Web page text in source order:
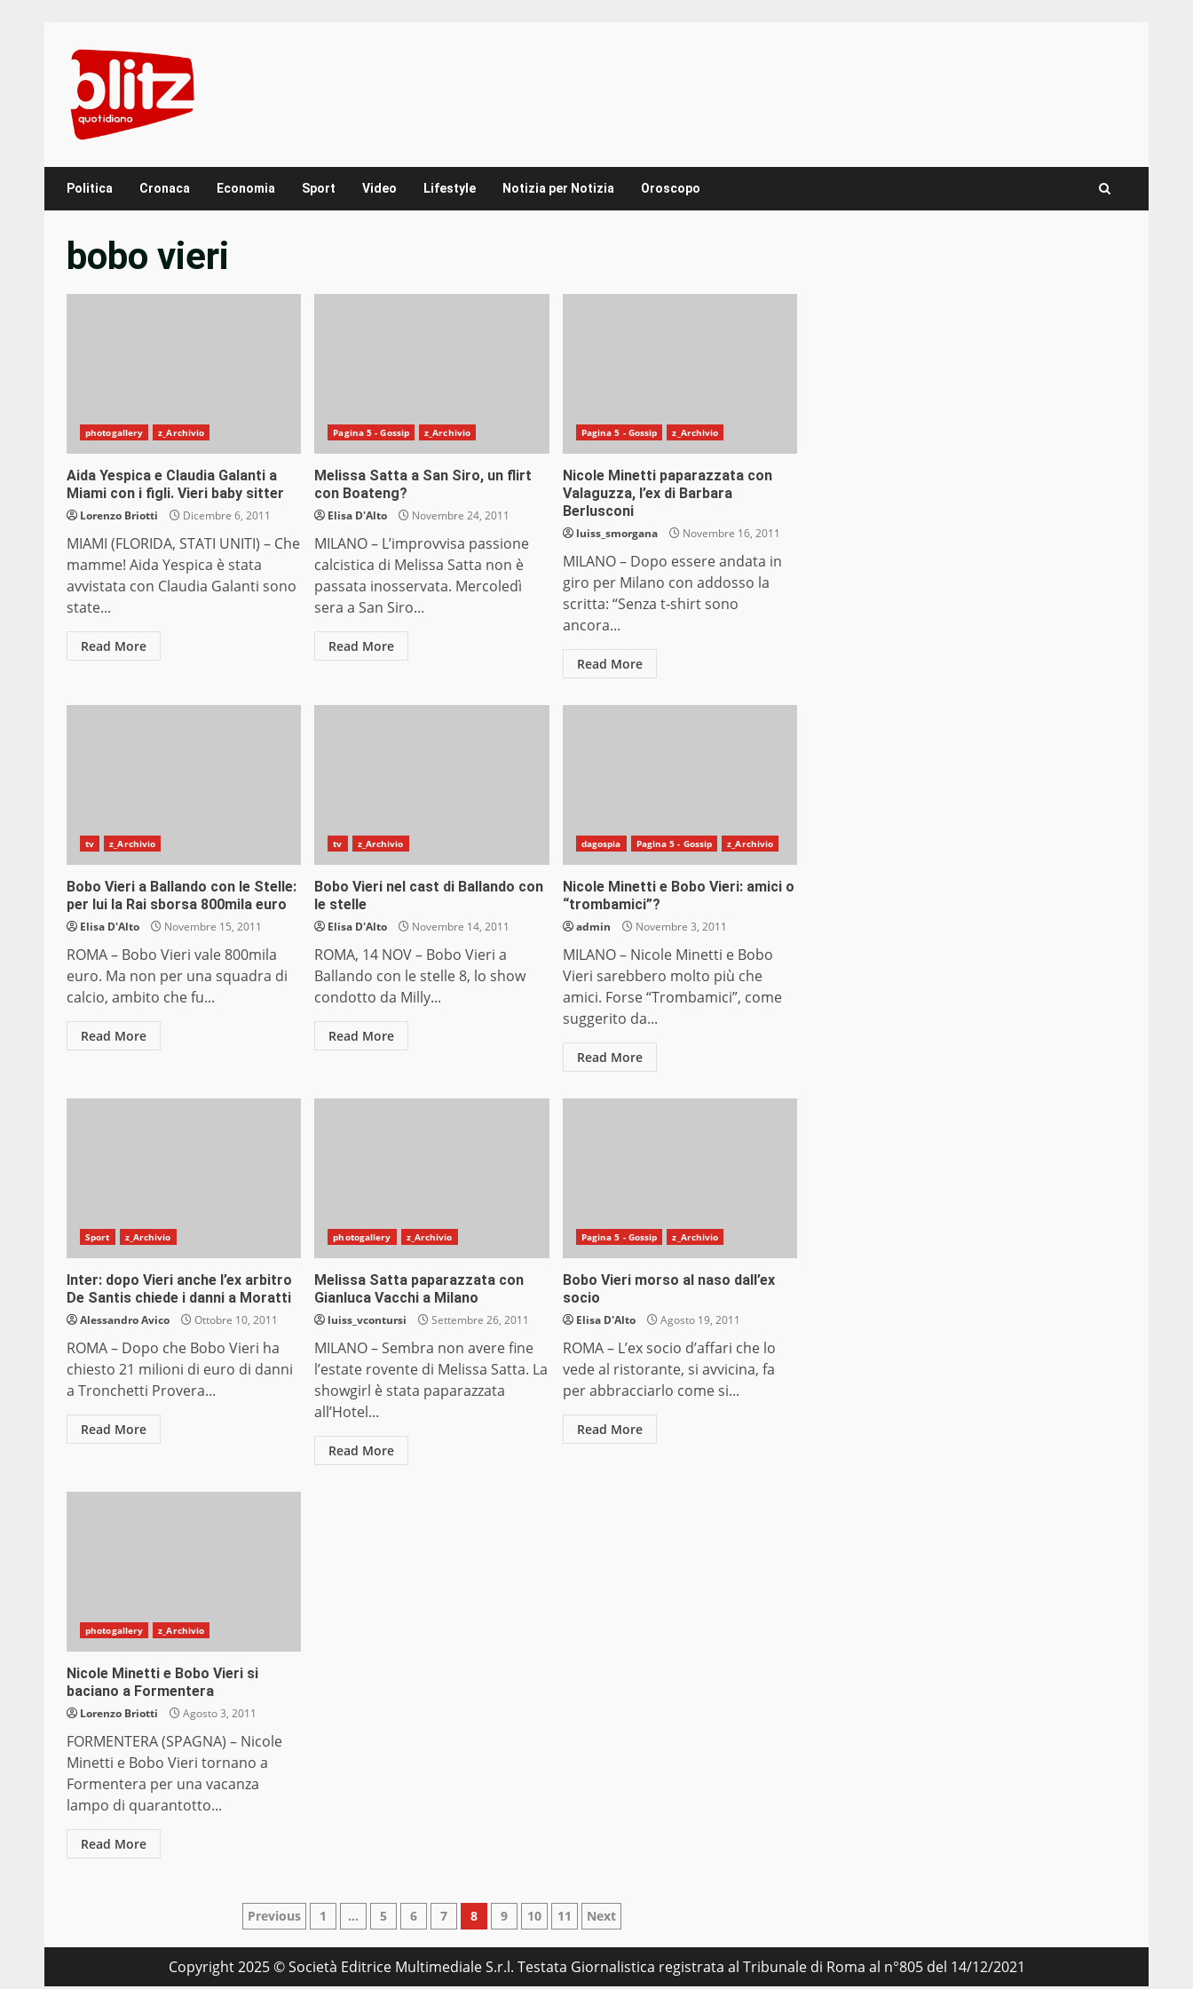
content
Politica Cronaca Economia Sport Video Lifestyle Notizia per Notizia Oroscopo
bobo vieri
photogallery z_Archivio
Aida Yespica e Claudia Galanti a
Miami con i figli. Vieri baby sitter
Lorenzo Briotti Dicembre 6, 2011
MIAMI (FLORIDA, STATI UNITI) – Che
mamme! Aida Yespica è stata
avvistata con Claudia Galanti sono
state...
Read More
Pagina 5 - Gossip z_Archivio
Melissa Satta a San Siro, un flirt
con Boateng?
Elisa D'Alto Novembre 24, 2011
MILANO – L’improvvisa passione
calcistica di Melissa Satta non è
passata inosservata. Mercoledì
sera a San Siro...
Read More
Pagina 5 - Gossip z_Archivio
Nicole Minetti paparazzata con
Valaguzza, l’ex di Barbara
Berlusconi
luiss_smorgana Novembre 16, 2011
MILANO – Dopo essere andata in
giro per Milano con addosso la
scritta: “Senza t-shirt sono
ancora...
Read More
tv z_Archivio
Bobo Vieri a Ballando con le Stelle:
per lui la Rai sborsa 800mila euro
Elisa D'Alto Novembre 15, 2011
ROMA – Bobo Vieri vale 800mila
euro. Ma non per una squadra di
calcio, ambito che fu...
Read More
tv z_Archivio
Bobo Vieri nel cast di Ballando con
le stelle
Elisa D'Alto Novembre 14, 2011
ROMA, 14 NOV – Bobo Vieri a
Ballando con le stelle 8, lo show
condotto da Milly...
Read More
dagospia Pagina 5 - Gossip z_Archivio
Nicole Minetti e Bobo Vieri: amici o
“trombamici”?
admin Novembre 3, 2011
MILANO – Nicole Minetti e Bobo
Vieri sarebbero molto più che
amici. Forse “Trombamici”, come
suggerito da...
Read More
Sport z_Archivio
Inter: dopo Vieri anche l’ex arbitro
De Santis chiede i danni a Moratti
Alessandro Avico Ottobre 10, 2011
ROMA – Dopo che Bobo Vieri ha
chiesto 21 milioni di euro di danni
a Tronchetti Provera...
Read More
photogallery z_Archivio
Melissa Satta paparazzata con
Gianluca Vacchi a Milano
luiss_vcontursi Settembre 26, 2011
MILANO – Sembra non avere fine
l’estate rovente di Melissa Satta. La
showgirl è stata paparazzata
all’Hotel...
Read More
Pagina 5 - Gossip z_Archivio
Bobo Vieri morso al naso dall’ex
socio
Elisa D'Alto Agosto 19, 2011
ROMA – L’ex socio d’affari che lo
vede al ristorante, si avvicina, fa
per abbracciarlo come si...
Read More
photogallery z_Archivio
Nicole Minetti e Bobo Vieri si
baciano a Formentera
Lorenzo Briotti Agosto 3, 2011
FORMENTERA (SPAGNA) – Nicole
Minetti e Bobo Vieri tornano a
Formentera per una vacanza
lampo di quarantotto...
Read More
Paginazione
degli
Previous 1 … 5 6 7 8 9 10 11 Next
Copyright 2025 © Società Editrice Multimediale S.r.l. Testata Giornalistica registrata al Tribunale di Roma al n°805 del 14/12/2021